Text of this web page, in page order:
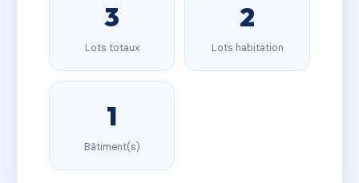
3
Lots totaux
2
Lots habitation
1
Bâtiment(s)